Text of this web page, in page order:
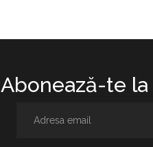
Abonează-te